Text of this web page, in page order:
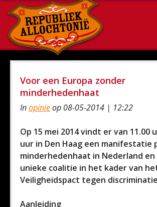
Voor een Europa zonder
minderhedenhaat
Inopinieop 08-05-2014 | 12:22
Op 15 mei 2014 vindt er van 11.00
uur in Den Haag een manifestatie
minderhedenhaat in Nederland en
unieke coalitie in het kader van
Veiligheidspact tegen
Aanleiding